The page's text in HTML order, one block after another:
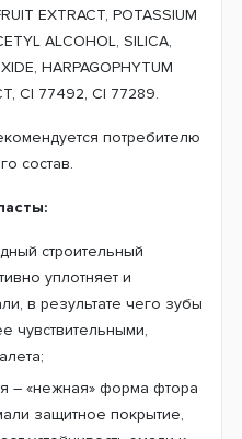
EXTRACT, POTASSIUM
ALCOHOL, SILICA,
HARPAGOPHYTUM
CI 77492, CI 77289.
потребителю
состав.
строительный
уплотняет и
в результате чего зубы
чувствительными,
– «нежная» форма фтора
защитное покрытие,